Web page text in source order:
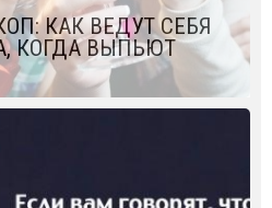
КАК ВЕДУТ СЕБЯ
КОГДА ВЫПЬЮТ